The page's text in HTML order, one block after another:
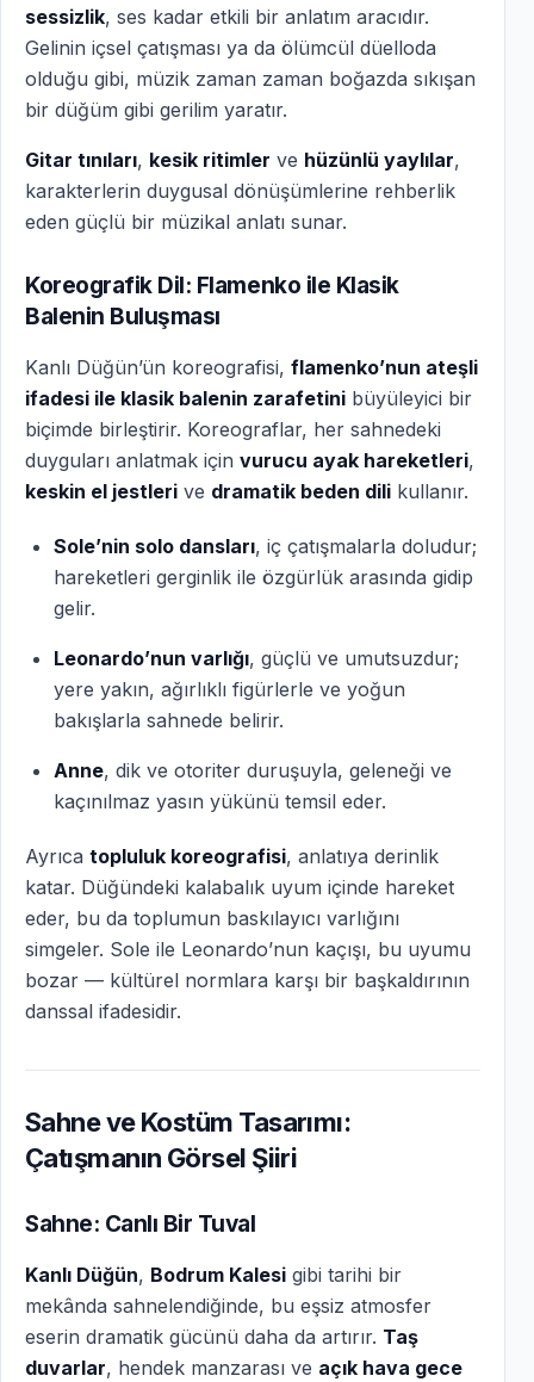
sessizlik, ses kadar etkili bir anlatım aracıdır.
Gelinin içsel çatışması ya da ölümcül düelloda
olduğu gibi, müzik zaman zaman boğazda sıkışan
bir düğüm gibi gerilim yaratır.
Gitar tınıları, kesik ritimler ve hüzünlü yaylılar,
karakterlerin duygusal dönüşümlerine rehberlik
eden güçlü bir müzikal anlatı sunar.
Koreografik Dil: Flamenko ile Klasik
Balenin Buluşması
Kanlı Düğün’ün koreografisi, flamenko’nun ateşli
ifadesi ile klasik balenin zarafetini büyüleyici bir
biçimde birleştirir. Koreograflar, her sahnedeki
duyguları anlatmak için vurucu ayak hareketleri,
keskin el jestleri ve dramatik beden dili kullanır.
Sole’nin solo dansları, iç çatışmalarla doludur;
hareketleri gerginlik ile özgürlük arasında gidip
gelir.
Leonardo’nun varlığı, güçlü ve umutsuzdur;
yere yakın, ağırlıklı figürlerle ve yoğun
bakışlarla sahnede belirir.
Anne, dik ve otoriter duruşuyla, geleneği ve
kaçınılmaz yasın yükünü temsil eder.
Ayrıca topluluk koreografisi, anlatıya derinlik
katar. Düğündeki kalabalık uyum içinde hareket
eder, bu da toplumun baskılayıcı varlığını
simgeler. Sole ile Leonardo’nun kaçışı, bu uyumu
bozar — kültürel normlara karşı bir başkaldırının
danssal ifadesidir.
Sahne ve Kostüm Tasarımı:
Çatışmanın Görsel Şiiri
Sahne: Canlı Bir Tuval
Kanlı Düğün, Bodrum Kalesi gibi tarihi bir
mekânda sahnelendiğinde, bu eşsiz atmosfer
eserin dramatik gücünü daha da artırır. Taş
duvarlar, hendek manzarası ve açık hava gece